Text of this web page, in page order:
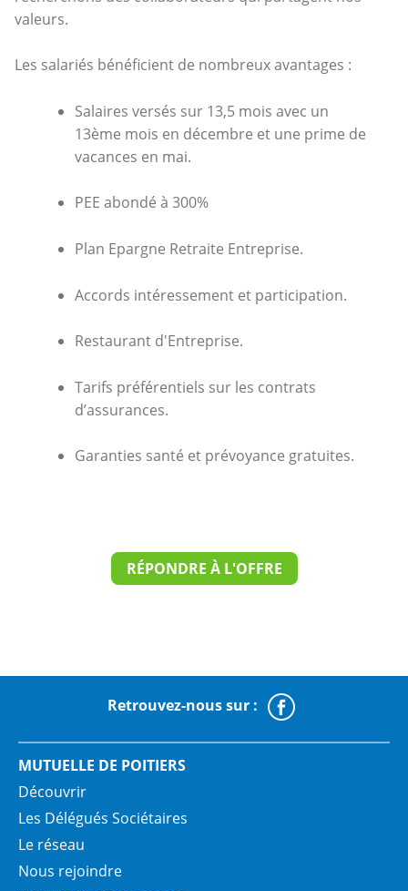
valeurs.
Les salariés bénéficient de nombreux avantages :
Salaires versés sur 13,5 mois avec un
13ème mois en décembre et une prime de
vacances en mai.
PEE abondé à 300%
Plan Epargne Retraite Entreprise.
Accords intéressement et participation.
Restaurant d'Entreprise.
Tarifs préférentiels sur les contrats
d’assurances.
Garanties santé et prévoyance gratuites.
RÉPONDRE À L'OFFRE
Retrouvez-nous sur :
MUTUELLE DE POITIERS
Découvrir
Les Délégués Sociétaires
Le réseau
Nous rejoindre